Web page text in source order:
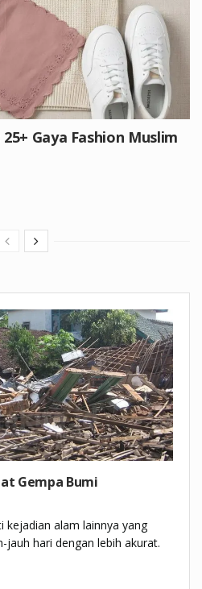
Gaya Fashion Muslim
Gempa Bumi
kejadian alam lainnya yang
jauh hari dengan lebih akurat.